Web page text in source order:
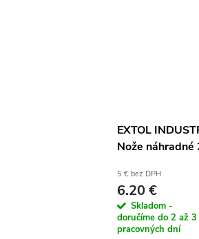
EXTOL
Nože náhradné
5 € bez DPH
6.20 €
Skladom -
doručíme do 2 až 3
pracovných dní